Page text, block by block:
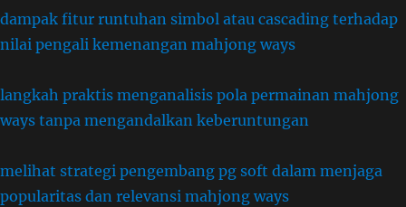
dampak fitur runtuhan simbol atau cascading terhadap
nilai pengali kemenangan mahjong ways
langkah praktis menganalisis pola permainan mahjong
ways tanpa mengandalkan keberuntungan
melihat strategi pengembang pg soft dalam menjaga
popularitas dan relevansi mahjong ways